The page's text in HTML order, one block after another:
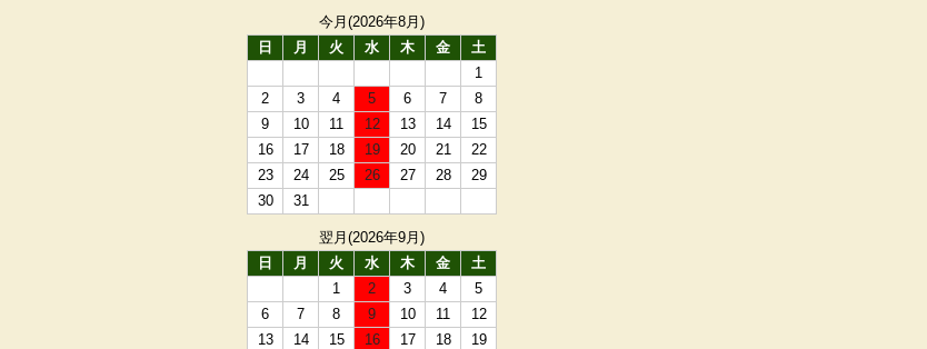
今月(2026年8月)
日
月 火 水 木 金
土
1
2
3 4 5 6 7
8
9
10 11 12 13 14
15
16
17 18 19 20 21
22
23
24 25 26 27 28
29
30
31
翌月(2026年9月)
日
月 火 水 木 金
土
1
2 3 4
5
6
7 8 9 10 11
12
13
14 15 16 17 18
19